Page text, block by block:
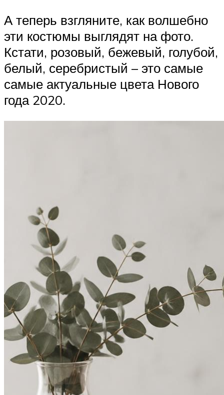
А теперь взгляните, как волшебно
эти костюмы выглядят на фото.
Кстати, розовый, бежевый, голубой,
белый, серебристый – это самые
самые актуальные цвета Нового
года 2020.